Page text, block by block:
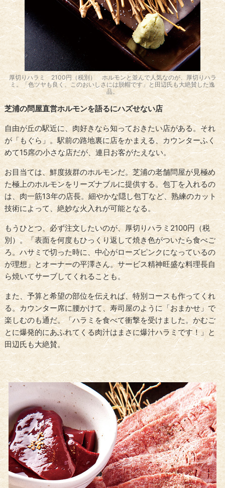
厚切りハラミ 2100円（税別） ホルモンと並んで人気なのが、厚切りハラ
ミ。「色ツヤも良く、このおいしさには脱帽です」と田辺氏も大絶賛した逸
品。
芝浦の問屋直営ホルモンを語るにハズせない店
自由が丘の駅近に、肉好きなら知っておきたい店がある。それ
が「もぐら」。駅前の路地裏に店をかまえる、カウンターふく
めて15席の小さな店だが、連日お客がたえない。
お目当ては、鮮度抜群のホルモンだ。芝浦の老舗問屋が見極め
た極上のホルモンをリーズナブルに提供する。包丁を入れるの
は、肉一筋13年の店長。細やかな隠し包丁など、熟練のカット
技術によって、絶妙な火入れが可能となる。
もうひとつ、必ず注文したいのが、厚切りハラミ2100円（税
別）。「表面を何度もひっくり返して焼き色がついたら食べご
ろ。ハサミで切った時に、中心がローズピンクになっているの
が理想」とオーナーの平澤さん。サービス精神旺盛な料理長自
ら焼いてサーブしてくれることも。
また、予算と希望の部位を伝えれば、特別コースも作ってくれ
る。カウンター席に腰かけて、寿司屋のように「おまかせ」で
楽しむのも通だ。「ハラミを食べて衝撃を受けました。かむご
とに爆発的にあふれてくる肉汁はまさに爆汁ハラミです！」と
田辺氏も大絶賛。